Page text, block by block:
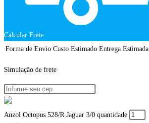
Calcular Frete
Forma de Envio Custo Estimado Entrega Estimada
Simulação de frete
Anzol Octopus 528/R Jaguar 3/0 quantidade